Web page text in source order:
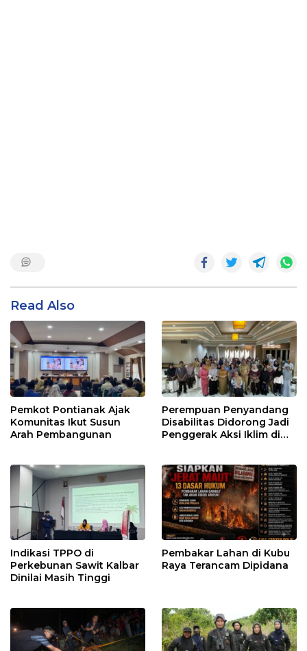
Read Also
Pemkot Pontianak Ajak
Komunitas Ikut Susun
Arah Pembangunan
Perempuan Penyandang
Disabilitas Didorong Jadi
Penggerak Aksi Iklim di
Indikasi TPPO di
Perkebunan Sawit Kalbar
Dinilai Masih Tinggi
Pembakar Lahan di Kubu
Raya Terancam Dipidana